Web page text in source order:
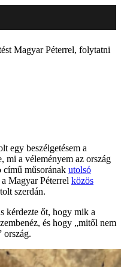
Magyar Péterrel, folytatni
egy beszélgetésem a
mi a véleményem az ország
című műsorának utolsó
Magyar Péterrel közös
szerdán.
kérdezte őt, hogy mik a
és hogy „mitől nem
ország.